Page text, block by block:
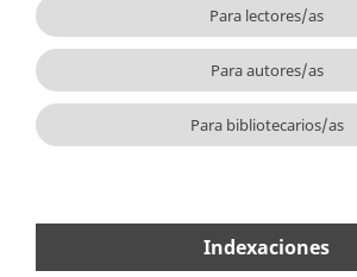
Para lectores/as
Para autores/as
Para bibliotecarios/as
Indexaciones